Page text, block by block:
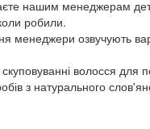
нашим менеджерам
робили.
менеджери озвучують
волосся для
з натурального